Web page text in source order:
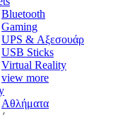
Bluetooth
Gaming
UPS & Αξεσουάρ
USB Sticks
Virtual Reality
view more
Αθλήματα